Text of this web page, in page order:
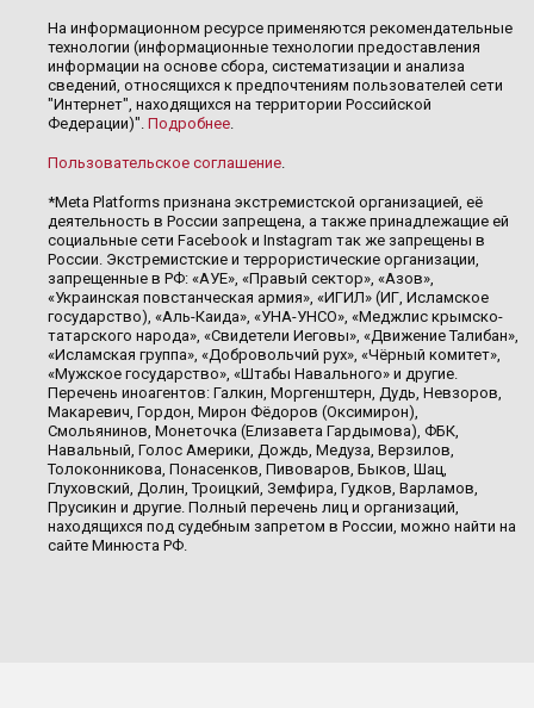
На информационном ресурсе применяются рекомендательные
технологии (информационные технологии предоставления
информации на основе сбора, систематизации и анализа
сведений, относящихся к предпочтениям пользователей сети
"Интернет", находящихся на территории Российской
Федерации)". Подробнее.
Пользовательское соглашение.
*Meta Platforms признана экстремистской организацией, её
деятельность в России запрещена, а также принадлежащие ей
социальные сети Facebook и Instagram так же запрещены в
России. Экстремистские и террористические организации,
запрещенные в РФ: «АУЕ», «Правый сектор», «Азов»,
«Украинская повстанческая армия», «ИГИЛ» (ИГ, Исламское
государство), «Аль-Каида», «УНА-УНСО», «Меджлис крымско-
татарского народа», «Свидетели Иеговы», «Движение Талибан»,
«Исламская группа», «Добровольчий рух», «Чёрный комитет»,
«Мужское государство», «Штабы Навального» и другие.
Перечень иноагентов: Галкин, Моргенштерн, Дудь, Невзоров,
Макаревич, Гордон, Мирон Фёдоров (Оксимирон),
Смольянинов, Монеточка (Елизавета Гардымова), ФБК,
Навальный, Голос Америки, Дождь, Медуза, Верзилов,
Толоконникова, Понасенков, Пивоваров, Быков, Шац,
Глуховский, Долин, Троицкий, Земфира, Гудков, Варламов,
Прусикин и другие. Полный перечень лиц и организаций,
находящихся под судебным запретом в России, можно найти на
сайте Минюста РФ.